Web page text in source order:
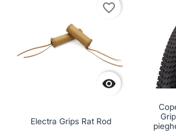

favorite_border
Electra Grips Rat Rod